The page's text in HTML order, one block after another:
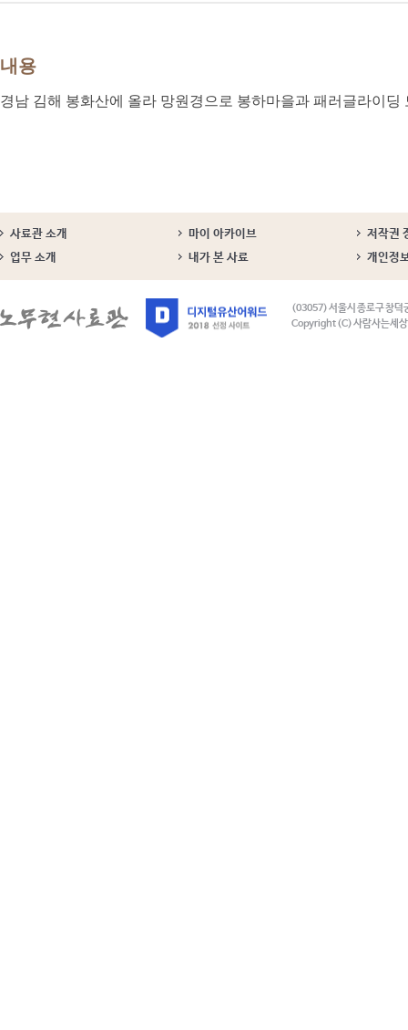
내용
경남 김해 봉화산에 올라 망원경으로 봉하마을과 패러글라이
사료관 소개 마이 아카이브
저작권
업무 소개
내가 본 사료 개인정
(03057) 서울시 종로구 창덕
Copyright (C) 사람사는세